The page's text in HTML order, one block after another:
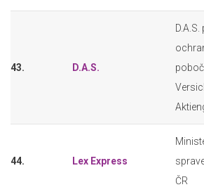
43. D.A.S.
44. Lex Express
ČR